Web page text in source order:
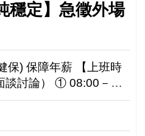
穩定】急徵外場
障年薪 【上班時
談討論） ① 08:00－
13:00－21:00 【 休